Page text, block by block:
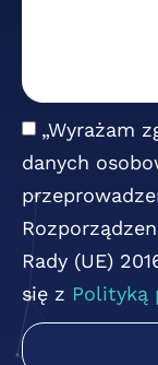
„Wyrażam
danych
Rady (UE)
się z Polityką